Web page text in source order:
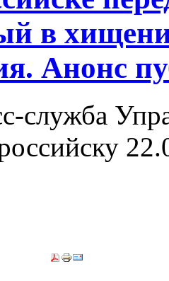
в
Анонс
служба